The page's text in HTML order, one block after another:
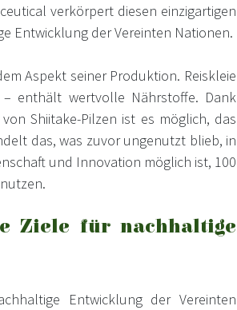
verkörpert diesen einzigartigen
Entwicklung der Vereinten Nationen.
Aspekt seiner Produktion. Reiskleie
– enthält wertvolle Nährstoffe. Dank
Shiitake-Pilzen ist es möglich, das
das, was zuvor ungenutzt blieb, in
und Innovation möglich ist, 100
Ziele für nachhaltige
Entwicklung der Vereinten